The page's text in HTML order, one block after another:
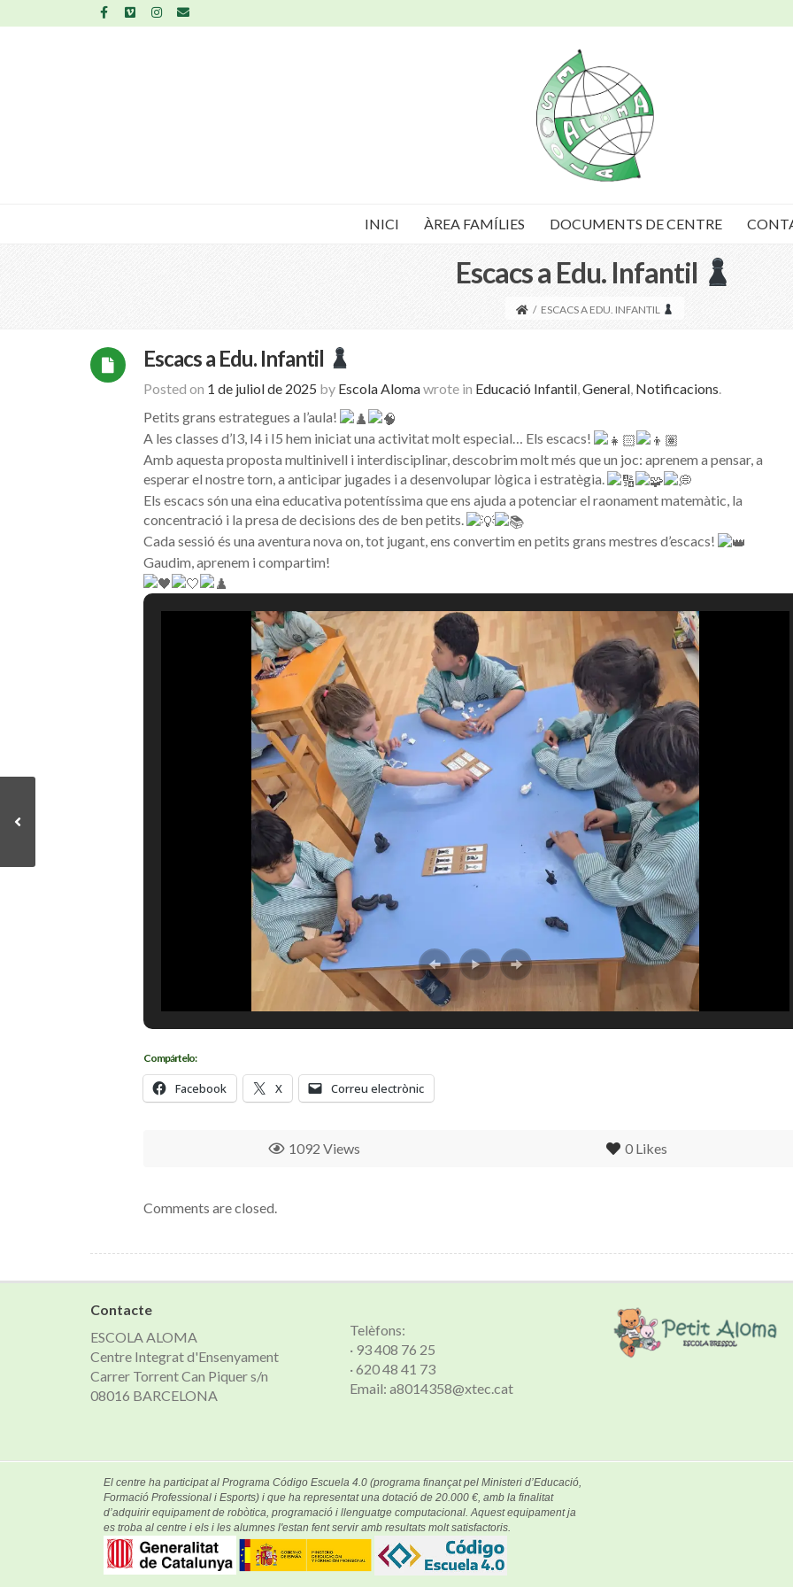
INICI ÀREA FAMÍLIES DOCUMENTS DE CENTRE
Escacs a Edu. Infantil
/ ESCACS A EDU. INFANTIL
Escacs a Edu. Infantil
Posted on 1 de juliol de 2025 by Escola Alomawrote in Educació Infantil,General, Notificacions.
Petits grans estrategues a l’aula!
A les classes d’I3, I4 i I5 hem iniciat una activitat molt especial… Els escacs!
Amb aquesta proposta multinivell i interdisciplinar, descobrim molt més que un joc: aprenem a pensar, a
esperar el nostre torn, a anticipar jugades i a desenvolupar lògica i estratègia.
Els escacs són una eina educativa potentíssima que ens ajuda a potenciar el raonament matemàtic, la
concentració i la presa de decisions des de ben petits.
Cada sessió és una aventura nova on, tot jugant, ens convertim en petits grans mestres d’escacs!
Gaudim, aprenem i compartim!
Compártelo:
Facebook X Correu electrònic
0 Likes
1092 Views
Comments are closed.
Contacte
ESCOLA ALOMA
Centre Integrat d'Ensenyament
Carrer Torrent Can Piquer s/n
08016 BARCELONA
Telèfons:
· 93 408 76 25
· 620 48 41 73
Email: a8014358@xtec.cat
El centre ha participat al Programa Código Escuela 4.0 (programa finançat pel Ministeri d’Educació,
Formació Professional i Esports) i que ha representat una dotació de 20.000 €, amb la finalitat
d’adquirir equipament de robòtica, programació i llenguatge computacional. Aquest equipament ja
es troba al centre i els i les alumnes l'estan fent servir amb resultats molt satisfactoris.